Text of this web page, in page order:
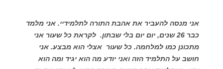
אני מנסה להעביר את אהבת התורה לתלמידיי. אני מלמד
כבר 26 שנים, יום יום בלי שבתון. לקראת כל שעור אני
מתכונן כמו למלחמה. כל שעור אצלי הוא מבצע. אני
חושב על התלמיד הזה ואני יודע מה הוא יגיד ומה הוא